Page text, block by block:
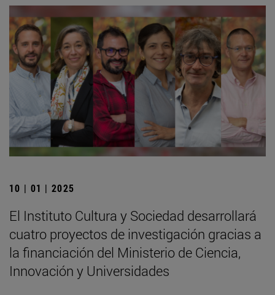
10 | 01 | 2025
El Instituto Cultura y Sociedad desarrollará
cuatro proyectos de investigación gracias a
la financiación del Ministerio de Ciencia,
Innovación y Universidades